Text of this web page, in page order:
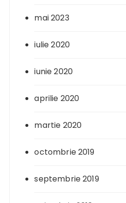
mai 2023
iulie 2020
iunie 2020
aprilie 2020
martie 2020
octombrie 2019
septembrie 2019